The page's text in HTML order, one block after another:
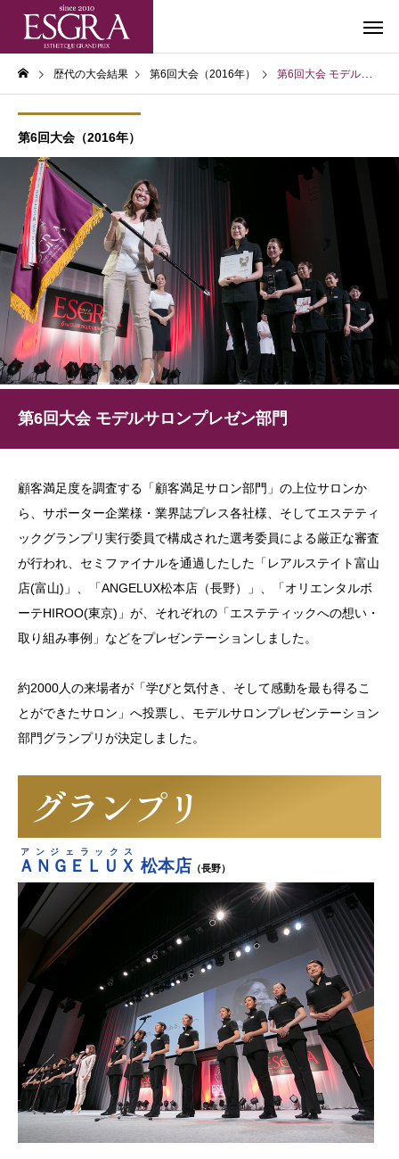
歴代の大会結果 第6回大会（2016年） 第6回大会 モデルサロン
第6回大会（2016年）
第6回大会 モデルサロンプレゼン部門
顧客満足度を調査する「顧客満足サロン部門」の上位サロンか
ら、サポーター企業様・業界誌プレス各社様、そしてエステティ
ックグランプリ実行委員で構成された選考委員による厳正な審査
が行われ、セミファイナルを通過したした「レアルステイト富山
店(富山)」、「ANGELUX松本店（長野）」、「オリエンタルボ
ーテHIROO(東京)」が、それぞれの「エステティックへの想い・
取り組み事例」などをプレゼンテーションしました。
約2000人の来場者が「学びと気付き、そして感動を最も得るこ
とができたサロン」へ投票し、モデルサロンプレゼンテーション
部門グランプリが決定しました。
グランプリ
ＡＮＧＥＬＵＸ
アンジェラックス
松本店 （長野）